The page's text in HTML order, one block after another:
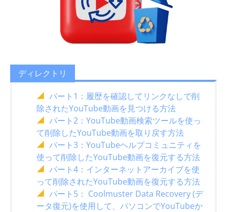
ディレクトリ
パート1：履歴を確認してリンクなしで削
除されたYouTube動画を見つける方法
パート2：YouTube動画検索ツールを使っ
て削除したYouTube動画を取り戻す方法
パート3：YouTubeヘルプコミュニティを
使って削除したYouTube動画を復元する方法
パート4：インターネットアーカイブを使
って削除されたYouTube動画を復元する方法
パート5： Coolmuster Data Recovery (デ
ータ復元)を使用して、パソコンでYouTubeか